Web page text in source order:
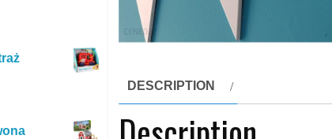
DESCRIPTION